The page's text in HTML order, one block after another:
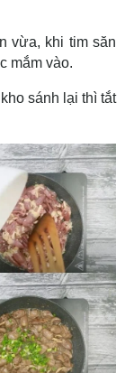
vừa, khi tim săn
mắm vào.
sánh lại thì tắt